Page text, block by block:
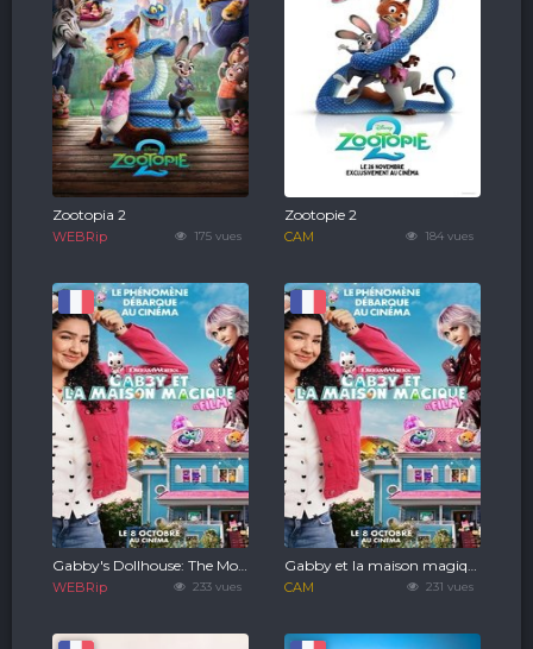
175 vues
Zootopia 2
WEBRip 184 vues
Zootopie 2
CAM
233 vues
Gabby's Dollhouse: The Movie
WEBRip 231 vues
Gabby et la maison magique: Le film
CAM